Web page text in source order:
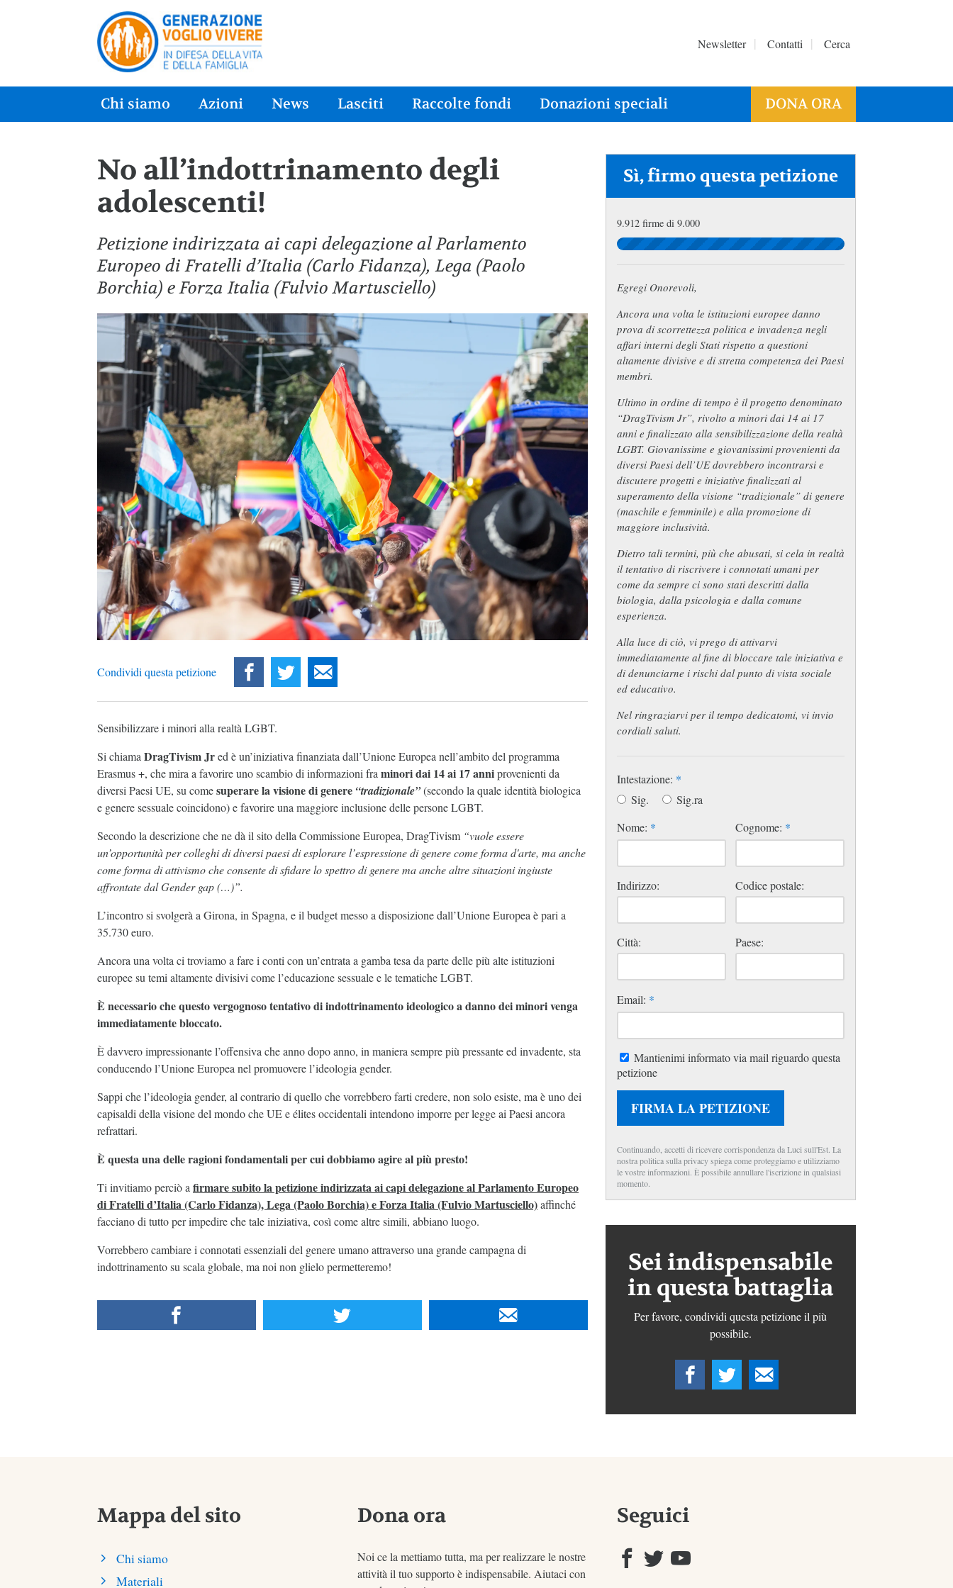
Newsletter Contatti Cerca
Chi siamo Azioni News Lasciti Raccolte fondi Donazioni speciali DONA ORA
No all’indottrinamento degli
adolescenti!
Petizione indirizzata ai capi delegazione al Parlamento
Europeo di Fratelli d’Italia (Carlo Fidanza), Lega (Paolo
Borchia) e Forza Italia (Fulvio Martusciello)
Condividi questa petizione
Sensibilizzare i minori alla realtà LGBT.
Si chiama DragTivism Jred è un’iniziativa finanziata dall’Unione Europea nell’ambito del programma
Erasmus +, che mira a favorire uno scambio di informazioni fra minori dai 14 ai 17 anniprovenienti da
diversi Paesi UE, su comesuperare la visione di genere “tradizionale”(secondo la quale identità biologica
e genere sessuale coincidono) e favorire una maggiore inclusione delle persone LGBT.
Secondo la descrizione che ne dà il sito della Commissione Europea, DragTivism “vuole essere
un’opportunità per colleghi di diversi paesi di esplorare l’espressione di genere come forma d'arte, ma anche
come forma di attivismo che consente di sfidare lo spettro di genere ma anche altre situazioni ingiuste
affrontate dal Gender gap (…)”.
L’incontro si svolgerà a Girona, in Spagna, e il budget messo a disposizione dall’Unione Europea è pari a
35.730 euro.
Ancora una volta ci troviamo a fare i conti con un’entrata a gamba tesa da parte delle più alte istituzioni
europee su temi altamente divisivi come l’educazione sessuale e le tematiche LGBT.
È necessario che questo vergognoso tentativo di indottrinamento ideologico a danno dei minori venga
immediatamente bloccato.
È davvero impressionante l’offensiva che anno dopo anno, in maniera sempre più pressante ed invadente, sta
conducendo l’Unione Europea nel promuovere l’ideologia gender.
Sappi che l’ideologia gender, al contrario di quello che vorrebbero farti credere, non solo esiste, ma è uno dei
capisaldi della visione del mondo che UE e élites occidentali intendono imporre per legge ai Paesi ancora
refrattari.
È questa una delle ragioni fondamentali per cui dobbiamo agire al più presto!
Ti invitiamo perciò a firmare subito la petizione indirizzata ai capi delegazione al Parlamento Europeo
di Fratelli d’Italia (Carlo Fidanza), Lega (Paolo Borchia) e Forza Italia (Fulvio Martusciello)affinché
facciano di tutto per impedire che tale iniziativa, così come altre simili, abbiano luogo.
Vorrebbero cambiare i connotati essenziali del genere umano attraverso una grande campagna di
indottrinamento su scala globale, ma noi non glielo permetteremo!
Sì, firmo questa petizione
9.912 firme di 9.000
Egregi Onorevoli,
Ancora una volta le istituzioni europee danno
prova di scorrettezza politica e invadenza negli
affari interni degli Stati rispetto a questioni
altamente divisive e di stretta competenza dei Paesi
membri.
Ultimo in ordine di tempo è il progetto denominato
“DragTivism Jr”, rivolto a minori dai 14 ai 17
anni e finalizzato alla sensibilizzazione della realtà
LGBT. Giovanissime e giovanissimi provenienti da
diversi Paesi dell’UE dovrebbero incontrarsi e
discutere progetti e iniziative finalizzati al
superamento della visione “tradizionale” di genere
(maschile e femminile) e alla promozione di
maggiore inclusività.
Dietro tali termini, più che abusati, si cela in realtà
il tentativo di riscrivere i connotati umani per
come da sempre ci sono stati descritti dalla
biologia, dalla psicologia e dalla comune
esperienza.
Alla luce di ciò, vi prego di attivarvi
immediatamente al fine di bloccare tale iniziativa e
di denunciarne i rischi dal punto di vista sociale
ed educativo.
Nel ringraziarvi per il tempo dedicatomi, vi invio
cordiali saluti.
Intestazione: *
Sig.
Sig.ra
Nome: * Cognome: *
Indirizzo: Codice postale:
Città: Paese:
Email: *
Mantienimi informato via mail riguardo questa
petizione
FIRMA LA PETIZIONE
Continuando, accetti di ricevere corrispondenza da Luci sull'Est. La
nostra politica sulla privacy spiega come proteggiamo e utilizziamo
le vostre informazioni. È possibile annullare l'iscrizione in qualsiasi
momento.
Sei indispensabile
in questa battaglia
Per favore, condividi questa petizione il più
possibile.
Mappa del sito
Chi siamo
Materiali
Dona ora
Noi ce la mettiamo tutta, ma per realizzare le nostre
attività il tuo supporto è indispensabile. Aiutaci con
Seguici